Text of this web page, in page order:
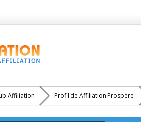
Affiliation Profil de Affiliation Prospère